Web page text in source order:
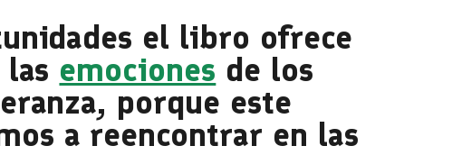
el libro ofrece
emociones de los
porque este
a reencontrar en las